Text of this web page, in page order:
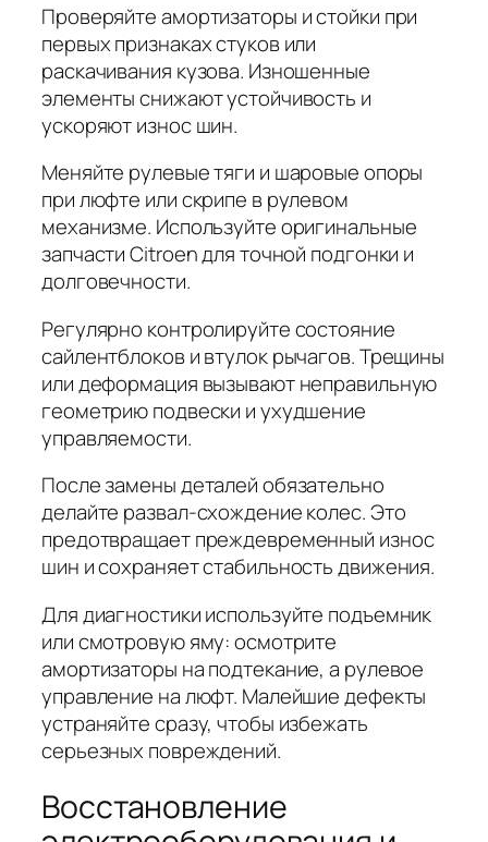
Проверяйте амортизаторы и стойки при
первых признаках стуков или
раскачивания кузова. Изношенные
элементы снижают устойчивость и
ускоряют износ шин.
Меняйте рулевые тяги и шаровые опоры
при люфте или скрипе в рулевом
механизме. Используйте оригинальные
запчасти Citroen для точной подгонки и
долговечности.
Регулярно контролируйте состояние
сайлентблоков и втулок рычагов. Трещины
или деформация вызывают неправильную
геометрию подвески и ухудшение
управляемости.
После замены деталей обязательно
делайте развал-схождение колес. Это
предотвращает преждевременный износ
шин и сохраняет стабильность движения.
Для диагностики используйте подъемник
или смотровую яму: осмотрите
амортизаторы на подтекание, а рулевое
управление на люфт. Малейшие дефекты
устраняйте сразу, чтобы избежать
серьезных повреждений.
Восстановление